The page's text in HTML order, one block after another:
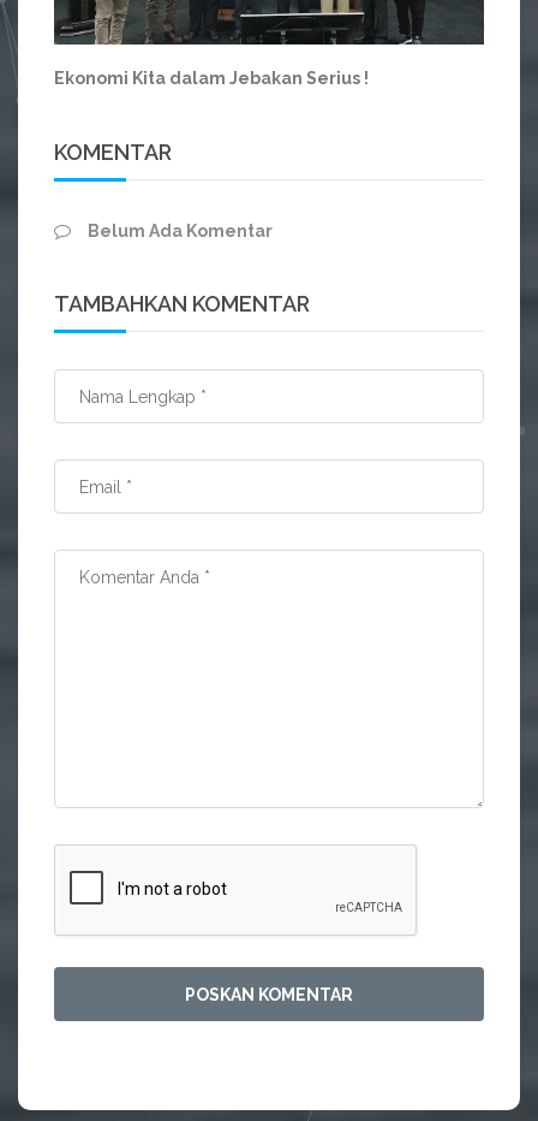
Ekonomi Kita dalam Jebakan Serius !
KOMENTAR
Belum Ada Komentar
TAMBAHKAN KOMENTAR